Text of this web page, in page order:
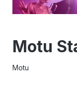
Motu
Motu